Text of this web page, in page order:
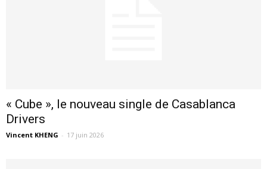
« Cube », le nouveau single de Casablanca
Drivers
Vincent KHENG - 17 juin 2026